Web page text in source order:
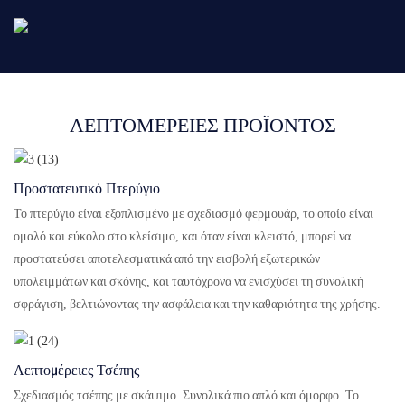
ΛΕΠΤΟΜΈΡΕΙΕΣ ΠΡΟΪΌΝΤΟΣ
Προστατευτικό Πτερύγιο
Το πτερύγιο είναι εξοπλισμένο με σχεδιασμό φερμουάρ, το οποίο είναι
ομαλό και εύκολο στο κλείσιμο, και όταν είναι κλειστό, μπορεί να
προστατεύσει αποτελεσματικά από την εισβολή εξωτερικών
υπολειμμάτων και σκόνης, και ταυτόχρονα να ενισχύσει τη συνολική
σφράγιση, βελτιώνοντας την ασφάλεια και την καθαριότητα της χρήσης.
Λεπτομέρειες Τσέπης
Σχεδιασμός τσέπης με σκάψιμο. Συνολικά πιο απλό και όμορφο. Το